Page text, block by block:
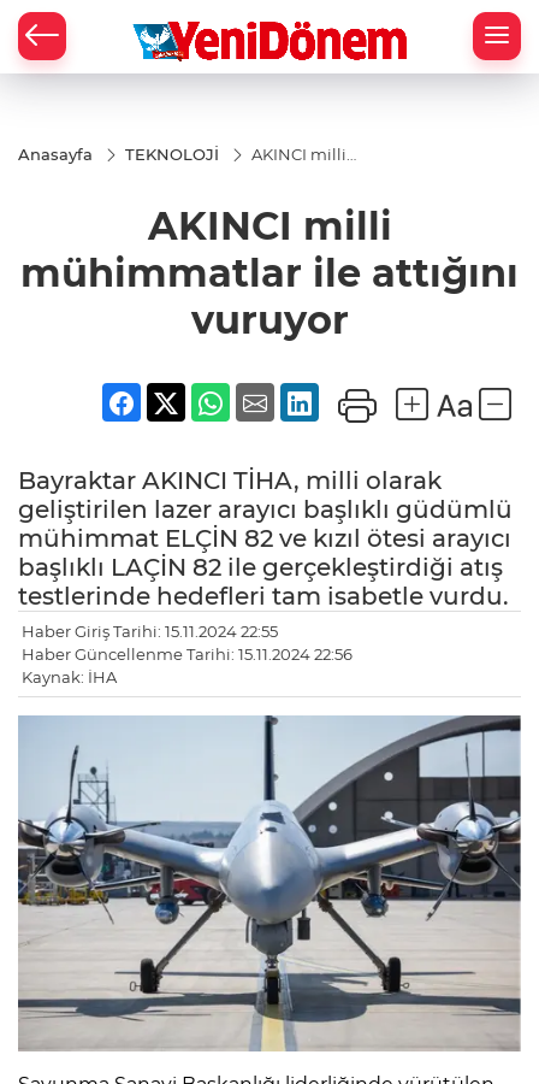
Anasayfa TEKNOLOJİ
AKINCI milli
vuruyor
AKINCI milli
mühimmatlar ile attığını
vuruyor
Bayraktar AKINCI TİHA, milli olarak
geliştirilen lazer arayıcı başlıklı güdümlü
mühimmat ELÇİN 82 ve kızıl ötesi arayıcı
başlıklı LAÇİN 82 ile gerçekleştirdiği atış
testlerinde hedefleri tam isabetle vurdu.
Haber Giriş Tarihi: 15.11.2024 22:55
Haber Güncellenme Tarihi: 15.11.2024 22:56
Kaynak: İHA